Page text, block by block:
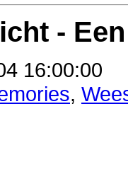
- Een
16:00:00
,